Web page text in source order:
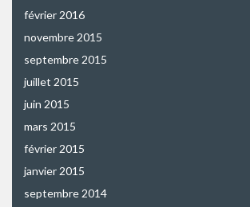
février 2016
novembre 2015
septembre 2015
juillet 2015
juin 2015
mars 2015
février 2015
janvier 2015
septembre 2014